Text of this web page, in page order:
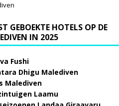
GEBOEKTE HOTELS OP DE
IN 2025
Fushi
Dhigu Malediven
Malediven
Laamu